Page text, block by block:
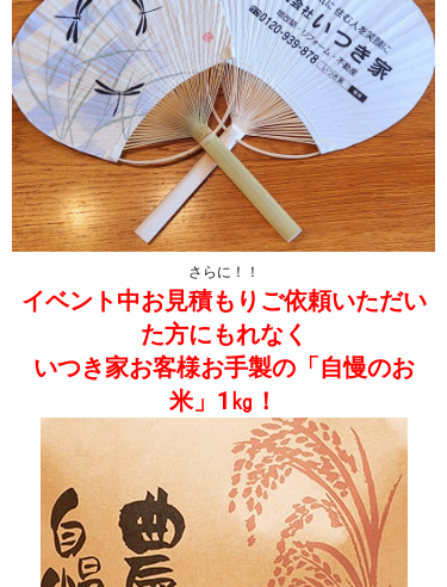
さらに！！
イベント中お見積もりご依頼いただい
た方にもれなく
いつき家お客様お手製の「自慢のお
米」1㎏！